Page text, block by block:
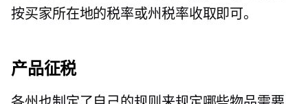
按买家所在地的税率或州税率收取即可。
产品征税